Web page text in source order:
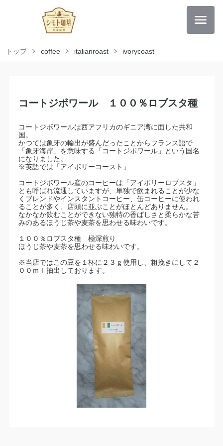
トップ coffee italianroast ivorycoast
コートジボワール １００％ロブスタ種
コートジボワールは西アフリカのギニア湾に面した共和
国。
かつては象牙の輸出が盛んだったことからフランス語で
「象牙海岸」を意味する「コートジボワール」という国名
になりました。
※英語では「アイボリーコースト」
コートジボワール産のコーヒーは「アイボリーロブスタ」
とも呼ばれ流通していますが、単独で飲まれることが少な
くブレンドやインスタントコーヒー、缶コーヒーに使われ
ることが多く、店頭に並ぶことがほとんどありません。
なかなか飲むことができない独特の香ばしさと柔らかな苦
みのあるほうじ茶や麦茶を思わせる味わいです。
​１００％ロブスタ種 極深煎り
ほうじ茶や麦茶を思わせる味わいです。
※当店ではこの豆を１杯に２３ｇ使用し、粗挽きにして２
００ｍｌ抽出しております。